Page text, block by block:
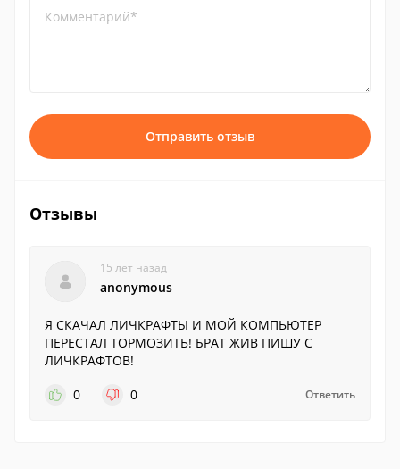
Комментарий*
Отправить отзыв
Отзывы
15 лет назад
anonymous
Я СКАЧАЛ ЛИЧКРАФТЫ И МОЙ КОМПЬЮТЕР
ПЕРЕСТАЛ ТОРМОЗИТЬ! БРАТ ЖИВ ПИШУ С
ЛИЧКРАФТОВ!
0
0 Ответить